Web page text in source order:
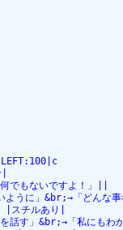
でもないですよ！」||
うに」&br;→「どんな
|スチルあり|
話す」&br;→「私にも